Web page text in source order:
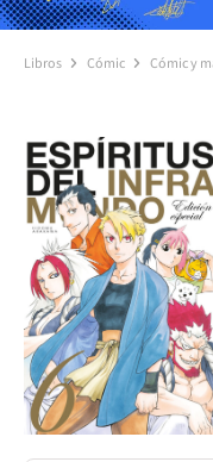
Libros Cómic Cómic y